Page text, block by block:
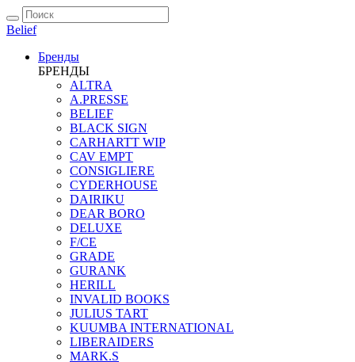
Belief
Бренды
БРЕНДЫ
ALTRA
A.PRESSE
BELIEF
BLACK SIGN
CARHARTT WIP
CAV EMPT
CONSIGLIERE
CYDERHOUSE
DAIRIKU
DEAR BORO
DELUXE
F/CE
GRADE
GURANK
HERILL
INVALID BOOKS
JULIUS TART
KUUMBA INTERNATIONAL
LIBERAIDERS
MARK.S